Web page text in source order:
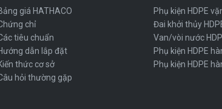
giá HATHACO
chỉ
tiêu chuẩn
dẫn lắp đặt
thức cơ sở
hỏi thường gặp
Phụ kiện HDPE
Đai khởi thủy
Van/vòi nước
Phụ kiện HDPE
Phụ kiện HDPE